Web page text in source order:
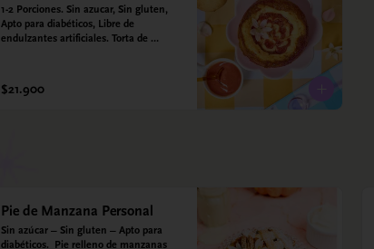
1-2 Porciones. Sin azucar, Sin gluten,
Apto para diabéticos, Libre de
endulzantes artificiales. Torta de
maíz, huevo, queso campesino,
alulosa, leche deslactosada, leche de
$21.900
Pie de Manzana Personal
Sin azúcar – Sin gluten – Apto para
diabéticos.  Pie relleno de manzanas